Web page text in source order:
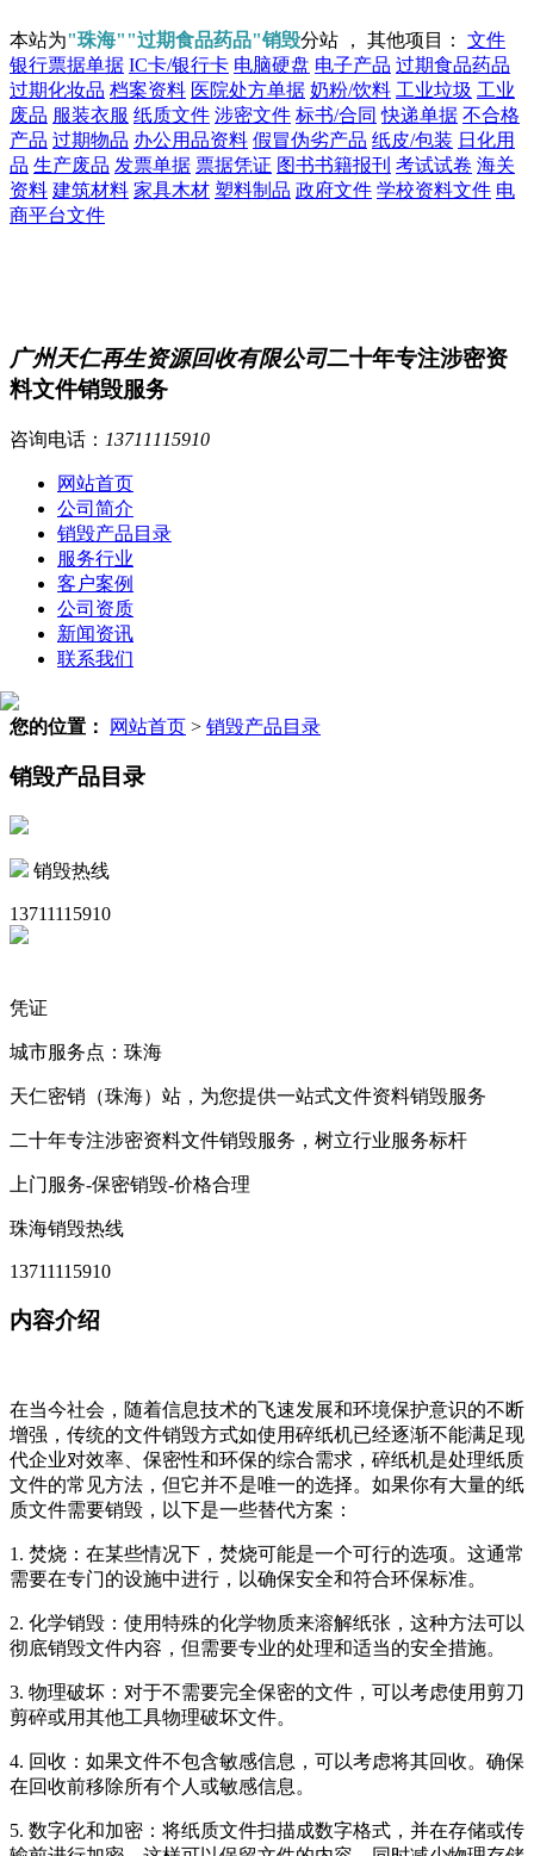
本站为"珠海""过期食品药品"销毁分站 ， 其他项目： 文件
银行票据单据 IC卡/银行卡 电脑硬盘 电子产品 过期食品药品
过期化妆品 档案资料 医院处方单据 奶粉/饮料 工业垃圾 工业
废品 服装衣服 纸质文件 涉密文件 标书/合同 快递单据 不合格
产品 过期物品 办公用品资料 假冒伪劣产品 纸皮/包装 日化用
品 生产废品 发票单据 票据凭证 图书书籍报刊 考试试卷 海关
资料 建筑材料 家具木材 塑料制品 政府文件 学校资料文件 电
商平台文件
广州天仁再生资源回收有限公司二十年专注涉密资
料文件销毁服务
咨询电话： 13711115910
网站首页
公司简介
销毁产品目录
服务行业
客户案例
公司资质
新闻资讯
联系我们
您的位置： 网站首页 > 销毁产品目录
销毁产品目录
销毁热线
13711115910
凭证
城市服务点：珠海
天仁密销（珠海）站，为您提供一站式文件资料销毁服务
二十年专注涉密资料文件销毁服务，树立行业服务标杆
上门服务-保密销毁-价格合理
珠海销毁热线
13711115910
内容介绍
在当今社会，随着信息技术的飞速发展和环境保护意识的不断
增强，传统的文件销毁方式如使用碎纸机已经逐渐不能满足现
代企业对效率、保密性和环保的综合需求，碎纸机是处理纸质
文件的常见方法，但它并不是唯一的选择。如果你有大量的纸
质文件需要销毁，以下是一些替代方案：
1. 焚烧：在某些情况下，焚烧可能是一个可行的选项。这通常
需要在专门的设施中进行，以确保安全和符合环保标准。
2. 化学销毁：使用特殊的化学物质来溶解纸张，这种方法可以
彻底销毁文件内容，但需要专业的处理和适当的安全措施。
3. 物理破坏：对于不需要完全保密的文件，可以考虑使用剪刀
剪碎或用其他工具物理破坏文件。
4. 回收：如果文件不包含敏感信息，可以考虑将其回收。确保
在回收前移除所有个人或敏感信息。
5. 数字化和加密：将纸质文件扫描成数字格式，并在存储或传